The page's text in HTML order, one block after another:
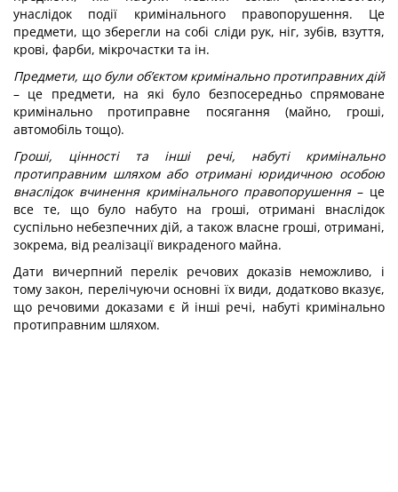
унаслідок події кримінального правопорушення. Це
предмети, що зберегли на собі сліди рук, ніг, зубів, взуття,
крові, фарби, мікрочастки та ін.
Предмети, що були об’єктом кримінально протиправних дій
– це предмети, на які було безпосередньо спрямоване
кримінально протиправне посягання (майно, гроші,
автомобіль тощо).
Гроші, цінності та інші речі, набуті кримінально
протиправним шляхом або отримані юридичною особою
внаслідок вчинення кримінального правопорушення– це
все те, що було набуто на гроші, отримані внаслідок
суспільно небезпечних дій, а також власне гроші, отримані,
зокрема, від реалізації викраденого майна.
Дати вичерпний перелік речових доказів неможливо, і
тому закон, перелічуючи основні їх види, додатково вказує,
що речовими доказами є й інші речі, набуті кримінально
протиправним шляхом.